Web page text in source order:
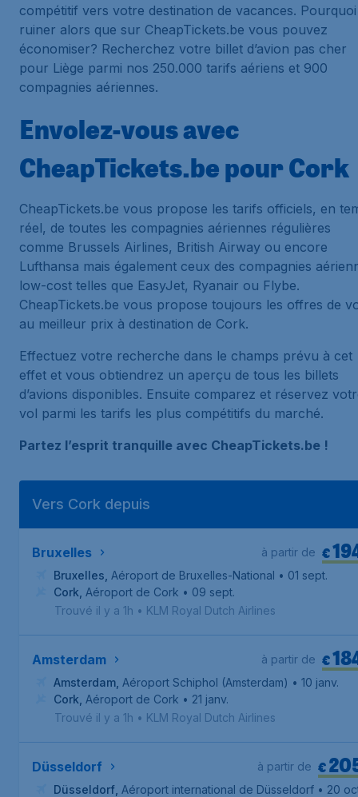
compétitif vers votre destination de vacances.
ruiner alors que sur CheapTickets.be vous pouvez
économiser? Recherchez votre billet d’avion pas cher
pour Liège parmi nos 250.000 tarifs aériens et 900
compagnies aériennes.
Envolez-vous avec
CheapTickets.be pour Cork
CheapTickets.be vous propose les tarifs officiels, en
réel, de toutes les compagnies aériennes régulières
comme Brussels Airlines, British Airway ou encore
Lufthansa mais également ceux des compagnies
low-cost telles que EasyJet, Ryanair ou Flybe.
CheapTickets.be vous propose toujours les offres de
au meilleur prix à destination de Cork.
Effectuez votre recherche dans le champs prévu à cet
effet et vous obtiendrez un aperçu de tous les billets
d’avions disponibles. Ensuite comparez et réservez
vol parmi les tarifs les plus compétitifs du marché.
Partez l’esprit tranquille avec CheapTickets.be !
Vers Cork depuis
Bruxelles €
à partir de
Bruxelles Aéroport de Bruxelles-National • 01 sept.
Cork Aéroport de Cork • 09 sept.
Trouvé il y a 1h • KLM Royal Dutch Airlines
Amsterdam €
à partir de
Amsterdam Aéroport Schiphol (Amsterdam) • 10 janv.
Cork Aéroport de Cork • 21 janv.
Trouvé il y a 1h • KLM Royal Dutch Airlines
Düsseldorf €
à partir de
Düsseldorf Aéroport international de Düsseldorf • 20